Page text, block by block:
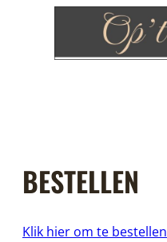
BESTELLEN
Klik hier om te bestellen